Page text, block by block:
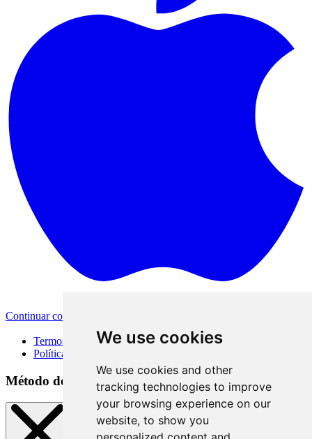
We use cookies
We use cookies and other
tracking technologies to improve
your browsing experience on our
website, to show you
Continuar com a Apple
Termos de Uso
Política de Privacidade
Método de acesso